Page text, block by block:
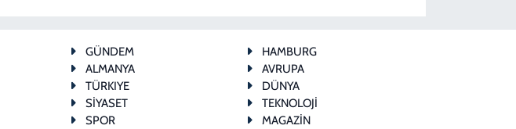
GÜNDEM
HAMBURG
ALMANYA
AVRUPA
TÜRKIYE
DÜNYA
SİYASET
TEKNOLOJİ
SPOR
MAGAZİN